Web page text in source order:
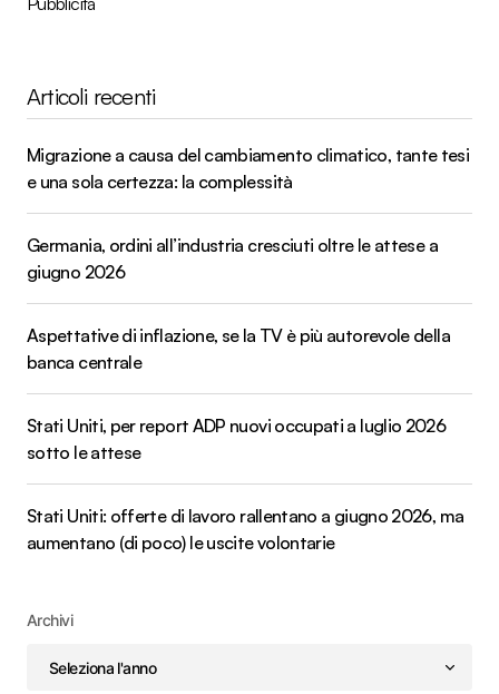
Articoli recenti
Migrazione a causa del cambiamento climatico, tante tesi
e una sola certezza: la complessità
Germania, ordini all’industria cresciuti oltre le attese a
giugno 2026
Aspettative di inflazione, se la TV è più autorevole della
banca centrale
Stati Uniti, per report ADP nuovi occupati a luglio 2026
sotto le attese
Stati Uniti: offerte di lavoro rallentano a giugno 2026, ma
aumentano (di poco) le uscite volontarie
Archivi